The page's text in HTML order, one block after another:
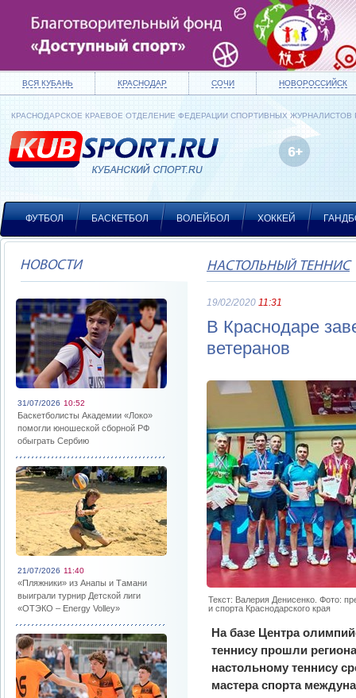
ВСЯ КУБАНЬ КРАСНОДАР СОЧИ НОВОРОССИЙСК
КРАСНОДАРСКОЕ КРАЕВОЕ ОТДЕЛЕНИЕ ФЕДЕРАЦИИ СПОРТИВНЫХ ЖУРНАЛИСТОВ
ФУТБОЛ БАСКЕТБОЛ ВОЛЕЙБОЛ ХОККЕЙ
НОВОСТИ
31/07/2026 10:52
Баскетболисты Академии «Локо»
помогли юношеской сборной РФ
обыграть Сербию
21/07/2026 11:40
«Пляжники» из Анапы и Тамани
выиграли турнир Детской лиги
«ОТЭКО – Energy Volley»
НАСТОЛЬНЫЙ ТЕННИС
19/02/2020 11:31
В Краснодаре
ветеранов
Текст: Валерия Денисенко. Фото:
и спорта Краснодарского края
На базе Центра
теннису прошли
настольному теннису
мастера спорта